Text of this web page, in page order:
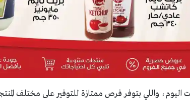
واللي بتوفر فرص ممتازة للتوفير على مختلف